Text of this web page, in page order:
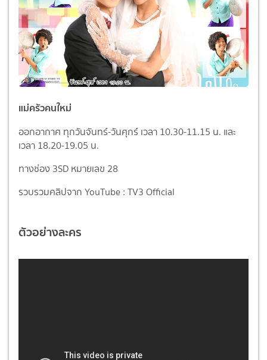
แม่ครัวคนใหม่
ออกอากาศ ทุกวันจันทร์-วันศุกร์ เวลา 10.30-11.15 น. และ
เวลา 18.20-19.05 น.
ทางช่อง 3SD หมายเลข 28
รวบรวมคลิปจาก YouTube : TV3 Official
ตัวอย่างละคร